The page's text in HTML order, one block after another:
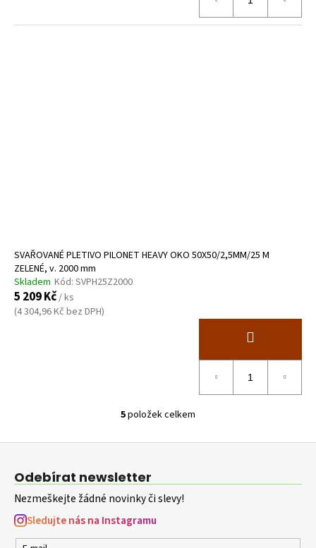
SVAŘOVANÉ PLETIVO PILONET HEAVY OKO 50X50/2,5MM/25 M
ZELENÉ, v. 2000 mm
Skladem Kód: SVPH25Z2000
5 209 Kč/ ks
(4 304,96 Kč bez DPH)
O
v
d
a
5položek celkem
Z
Odebírat newsletter
Nezmeškejte žádné novinky či slevy!
Sledujte nás na Instagramu